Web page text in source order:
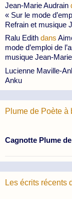
Jean-Marie Audrain
« Sur le mode
Refrain et musique
Ralu Edith dans
mode d’emploi de
musique Jean-
Lucienne Maville-
Anku
Plume de Poète à
Cagnotte Plume
Les écrits récents